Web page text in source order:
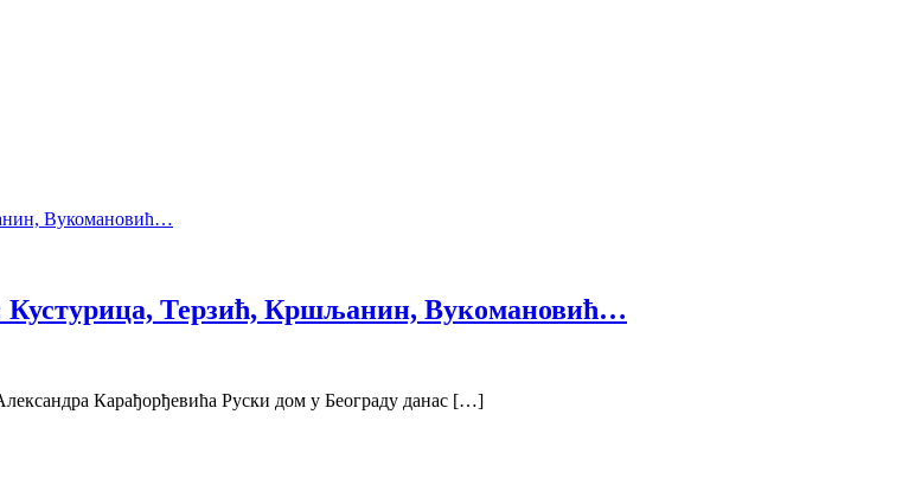
Кустурица, Терзић, Кршљанин, Вукомановић…
Карађорђевића Руски дом у Београду данас […]